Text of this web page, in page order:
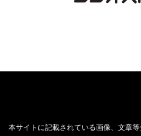
本サイトに記載されている画像、文章